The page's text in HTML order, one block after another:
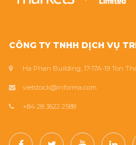
CÔNG TY TNHH DỊCH VỤ
Ha Phan Building, 17-17A-19 Ton
vietstock@informa.com
+84 28 3622 2588